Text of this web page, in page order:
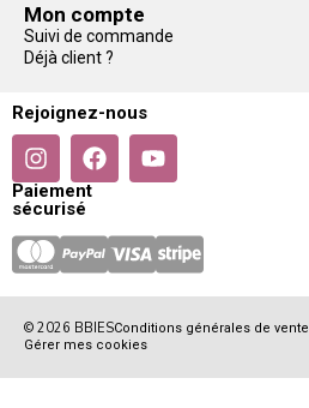
Mon compte
Suivi de commande
Déjà client ?
Rejoignez-nous
Paiement
sécurisé
© 2026 BBIESConditions générales de vente
Gérer mes cookies